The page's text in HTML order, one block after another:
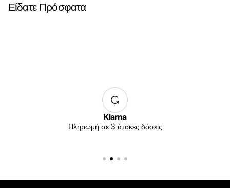
Είδατε Πρόσφατα
Klarna
Πληρωμή σε 3 άτοκες δόσεις